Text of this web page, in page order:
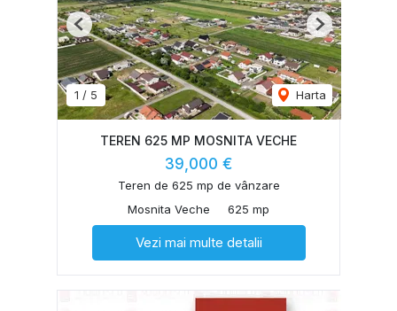
1 / 5 Harta
Previous Next
TEREN 625 MP MOSNITA VECHE
39,000 €
Teren de 625 mp de vânzare
Mosnita Veche
625 mp
Vezi mai multe detalii